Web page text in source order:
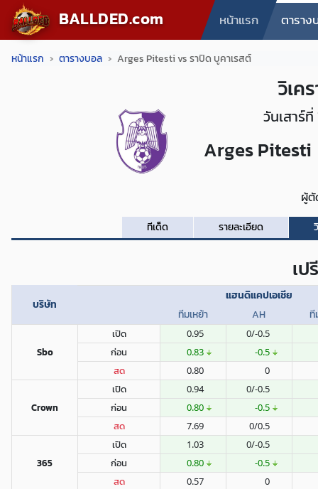
BALLDED.com หน้าแรก ตาราง
หน้าแรก ตารางบอล Arges Pitesti vs ราปิด บูคาเรสต์
วิเค
วันเสาร์
Arges Pitesti
ผู้ตั
ทีเด็ด รายละเอียด
เ
บริษัท
แฮนดิแคปเอเชีย
ทีมเหย้า
AH ที
Sbo
เปิด 0.95 0/-0.5
ก่อน 0.83 -0.5
สด 0.80 0
Crown
เปิด 0.94 0/-0.5
ก่อน 0.80 -0.5
สด 7.69 0/0.5
365
เปิด 1.03 0/-0.5
ก่อน 0.80 -0.5
สด 0.57 0